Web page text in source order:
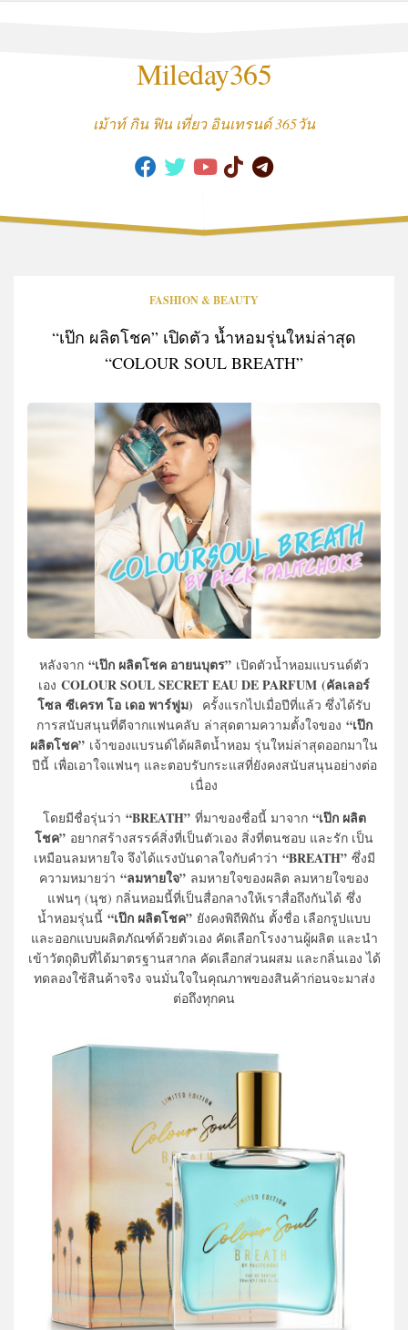
Mileday365
เม้าท์ กิน ฟิน เที่ยว อินเทรนด์ 365วัน
FASHION & BEAUTY
“เป๊ก ผลิตโชค” เปิดตัว น้ำหอมรุ่นใหม่ล่าสุด
“COLOUR SOUL BREATH”
หลังจาก “เป๊ก ผลิตโชค อายนบุตร” เปิดตัวน้ำหอมแบรนด์ตัว
เอง COLOUR SOUL SECRET EAU DE PARFUM (คัลเลอร์
โซล ซีเครท โอ เดอ พาร์ฟูม) ครั้งแรกไปเมื่อปีที่แล้ว ซึ่งได้รับ
การสนับสนุนที่ดีจากแฟนคลับ ล่าสุดตามความตั้งใจของ “เป๊ก
ผลิตโชค” เจ้าของแบรนด์ได้ผลิตน้ำหอม รุ่นใหม่ล่าสุดออกมาใน
ปีนี้ เพื่อเอาใจแฟนๆ และตอบรับกระแสที่ยังคงสนับสนุนอย่างต่อ
เนื่อง
โดยมีชื่อรุ่นว่า “BREATH”ที่มาของชื่อนี้ มาจาก “เป๊ก ผลิต
โชค” อยากสร้างสรรค์สิ่งที่เป็นตัวเอง สิ่งที่ตนชอบ และรัก เป็น
เหมือนลมหายใจ จึงได้แรงบันดาลใจกับคำว่า “BREATH”ซึ่งมี
ความหมายว่า “ลมหายใจ” ลมหายใจของผลิต ลมหายใจของ
แฟนๆ (นุช) กลิ่นหอมนี้ที่เป็นสื่อกลางให้เราสื่อถึงกันได้ ซึ่ง
น้ำหอมรุ่นนี้ “เป๊ก ผลิตโชค” ยังคงพิถีพิถัน ตั้งชื่อ เลือกรูปแบบ
และออกแบบผลิตภัณฑ์ด้วยตัวเอง คัดเลือกโรงงานผู้ผลิต และนำ
เข้าวัตถุดิบที่ได้มาตรฐานสากล คัดเลือกส่วนผสม และกลิ่นเอง ได้
ทดลองใช้สินค้าจริง จนมั่นใจในคุณภาพของสินค้าก่อนจะมาส่ง
ต่อถึงทุกคน